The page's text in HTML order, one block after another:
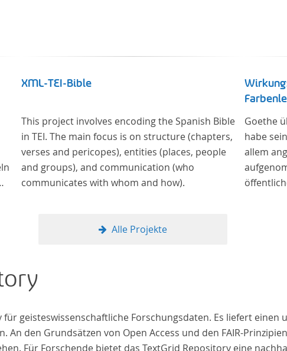
XML-TEI-Bible
This project involves encoding the Spanish Bible
in TEI. The main focus is on structure (chapters,
verses and pericopes), entities (places, people
and groups), and communication (who
communicates with whom and how).
Goethe
habe
allem
Willens
Alle Projekte
geisteswissenschaftliche Forschungsdaten. Es liefert
An den Grundsätzen von Open Access und den FAIR-
Für Forschende bietet das TextGrid Repository eine